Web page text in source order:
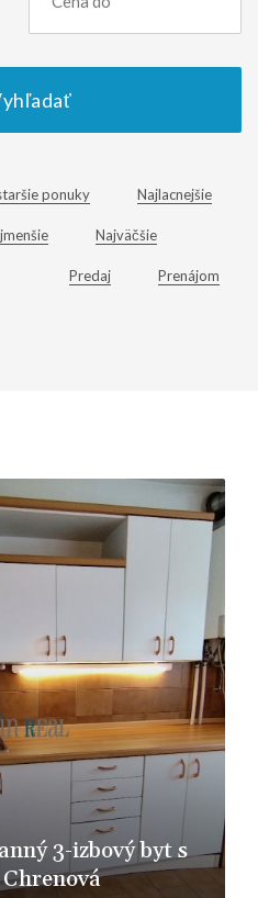
ponuky Najlacnejšie
Najväčšie
Predaj Prenájom
3-izbový byt s